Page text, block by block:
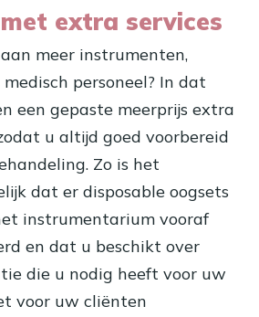
extra services
meer instrumenten,
personeel? In dat
een gepaste meerprijs extra
u altijd goed voorbereid
Zo is het
dat er disposable oogsets
instrumentarium vooraf
en dat u beschikt over
die u nodig heeft voor uw
voor uw cliënten